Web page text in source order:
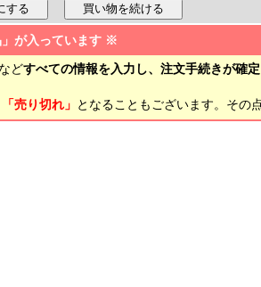
が入っています ※
どすべての情報を入力し、注文手続きが確
「売り切れ」 となることもございます。その